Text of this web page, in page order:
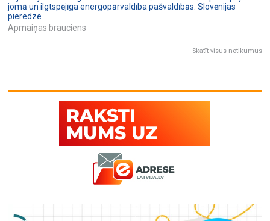
jomā un ilgtspējīga energopārvaldība pašvaldībās: Slovēnijas
pieredze
Apmaiņas brauciens
Skatīt visus notikumus